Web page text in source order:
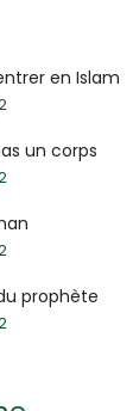
en Islam
un corps
prophète